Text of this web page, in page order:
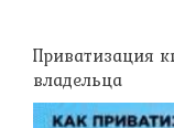
Приватизация
владельца